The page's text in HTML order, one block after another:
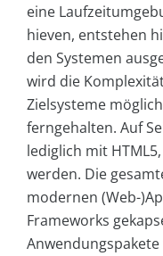
eine
hieven, entstehen
den Systemen
wird die
Zielsysteme
ferngehalten. Auf
lediglich mit
werden. Die
modernen (Web-
Frameworks